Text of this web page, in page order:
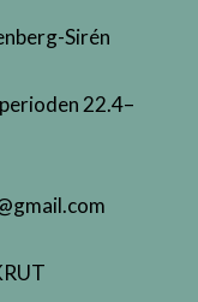
Sirén
22.4–